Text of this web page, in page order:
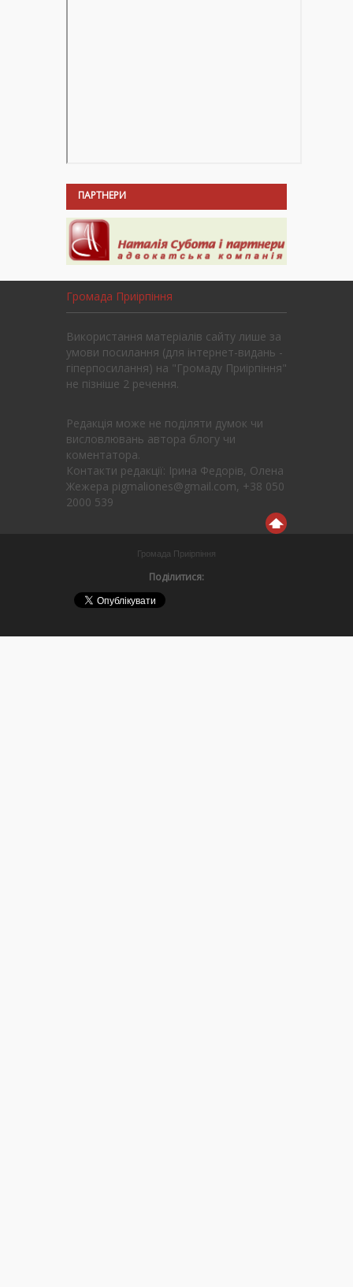
ПАРТНЕРИ
Громада Приірпіння
Використання матеріалів сайту лише за
умови посилання (для інтернет-видань -
гіперпосилання) на "Громаду Приірпіння"
не пізніше 2 речення.
Редакція може не поділяти думок чи
висловлювань автора блогу чи
коментатора.
Контакти редакції: Ірина Федорів, Олена
Жежера pigmaliones@gmail.com, +38 050
2000 539
Громада Приірпіння
Поділитися: